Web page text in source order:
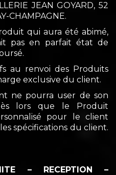
JEAN GOYARD, 52
CHAMPAGNE.
qui aura été abimé,
pas en parfait état de
au renvoi des Produits
exclusive du client.
ne pourra user de son
lors que le Produit
pour le client
spécifications du client.
– RECEPTION –